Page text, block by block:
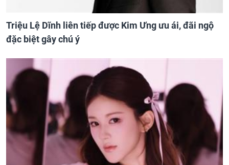
Triệu Lệ Dĩnh liên tiếp được Kim Ưng ưu ái, đãi ngộ
đặc biệt gây chú ý